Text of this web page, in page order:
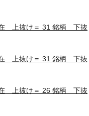
在 上抜け＝ 31 銘柄 下抜
在 上抜け＝ 31 銘柄 下抜
在 上抜け＝ 26 銘柄 下抜